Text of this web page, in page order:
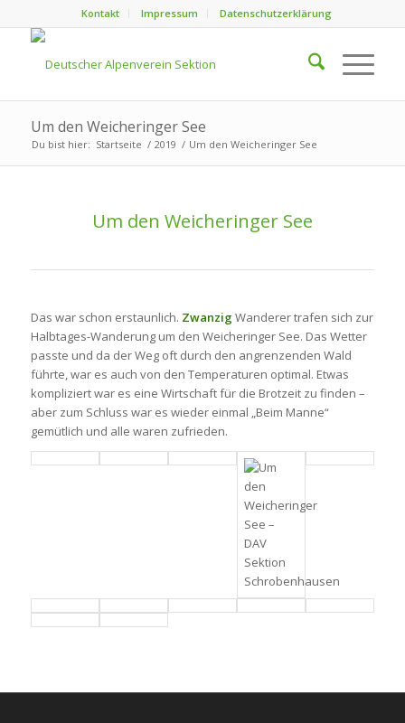
Kontakt Impressum Datenschutzerklärung
Um den Weicheringer See
Du bist hier: Startseite / 2019 / Um den Weicheringer See
Um den Weicheringer See
Das war schon erstaunlich. ZwanzigWanderer trafen sich zur
Halbtages-Wanderung um den Weicheringer See. Das Wetter
passte und da der Weg oft durch den angrenzenden Wald
führte, war es auch von den Temperaturen optimal. Etwas
kompliziert war es eine Wirtschaft für die Brotzeit zu finden –
aber zum Schluss war es wieder einmal „Beim Manne“
gemütlich und alle waren zufrieden.